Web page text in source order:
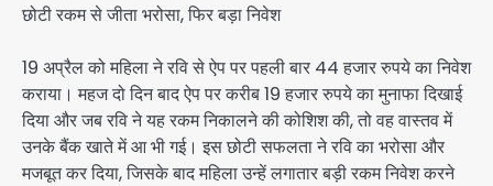
छोटी रकम से जीता भरोसा, फिर बड़ा निवेश
19 अप्रैल को महिला ने रवि से ऐप पर पहली बार 44 हजार रुपये का निवेश
कराया। महज दो दिन बाद ऐप पर करीब 19 हजार रुपये का मुनाफा दिखाई
दिया और जब रवि ने यह रकम निकालने की कोशिश की, तो वह वास्तव में
उनके बैंक खाते में आ भी गई। इस छोटी सफलता ने रवि का भरोसा और
मजबूत कर दिया, जिसके बाद महिला उन्हें लगातार बड़ी रकम निवेश करने